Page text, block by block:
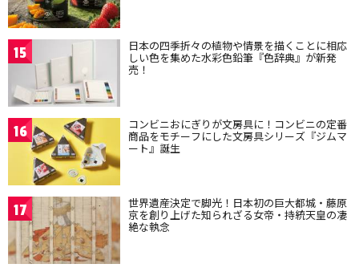
15 日本の四季折々の植物や情景を描くことに相応
しい色を集めた水彩色鉛筆『色辞典』が新発
売！
16 コンビニおにぎりが文房具に！コンビニの定番
商品をモチーフにした文房具シリーズ『ジムマ
ート』誕生
17 世界遺産決定で脚光！日本初の巨大都城・藤原
京を創り上げた知られざる女帝・持統天皇の凄
絶な執念